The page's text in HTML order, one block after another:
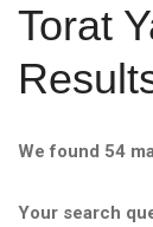
Torat
We found 54
Your search